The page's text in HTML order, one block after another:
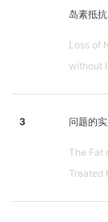
岛素抵抗
Loss of
without
3 问题的
The Fat
Treated